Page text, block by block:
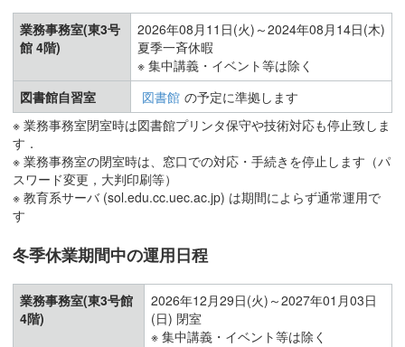
業務事務室(東3号
館 4階)
2026年08月11日(火)～2024年08月14日(木)
夏季一斉休暇
※ 集中講義・イベント等は除く
図書館自習室
図書館 の予定に準拠します
※ 業務事務室閉室時は図書館プリンタ保守や技術対応も停止致しま
す．
※ 業務事務室の閉室時は、窓口での対応・手続きを停止します（パ
スワード変更，大判印刷等）
※ 教育系サーバ (sol.edu.cc.uec.ac.jp) は期間によらず通常運用で
す
冬季休業期間中の運用日程
業務事務室(東3号館
4階)
2026年12月29日(火)～2027年01月03日
(日) 閉室
※ 集中講義・イベント等は除く